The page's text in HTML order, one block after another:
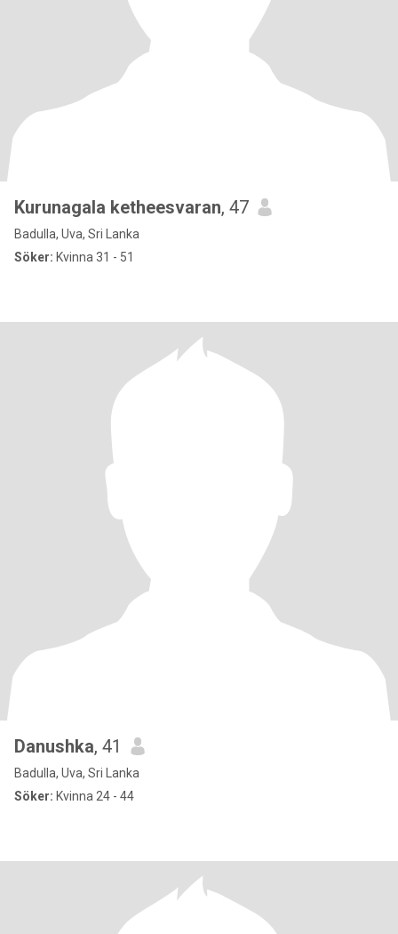
Kurunagala ketheesvaran, 47
Badulla, Uva, Sri Lanka
Söker: Kvinna 31 - 51
Danushka, 41
Badulla, Uva, Sri Lanka
Söker: Kvinna 24 - 44